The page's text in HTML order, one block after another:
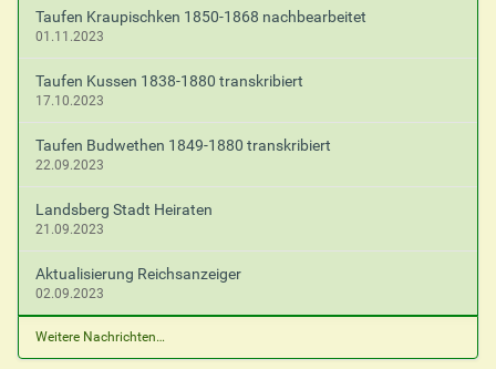
Taufen Kraupischken 1850-1868 nachbearbeitet
01.11.2023
Taufen Kussen 1838-1880 transkribiert
17.10.2023
Taufen Budwethen 1849-1880 transkribiert
22.09.2023
Landsberg Stadt Heiraten
21.09.2023
Aktualisierung Reichsanzeiger
02.09.2023
Weitere Nachrichten…